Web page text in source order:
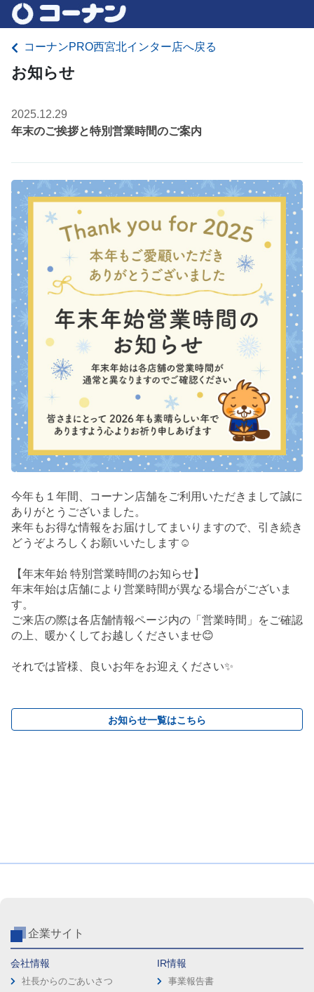
コーナンPRO西宮北インター店へ戻る
お知らせ
2025.12.29
年末のご挨拶と特別営業時間のご案内
今年も１年間、コーナン店舗をご利用いただきまして誠に
ありがとうございました。
来年もお得な情報をお届けしてまいりますので、引き続き
どうぞよろしくお願いいたします☺
【年末年始 特別営業時間のお知らせ】
年末年始は店舗により営業時間が異なる場合がございま
す。
ご来店の際は各店舗情報ページ内の「営業時間」をご確認
の上、暖かくしてお越しくださいませ😊
それでは皆様、良いお年をお迎えください✨
お知らせ一覧はこちら
企業サイト
会社情報
社長からのごあいさつ
IR情報
事業報告書